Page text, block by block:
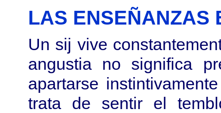
LAS ENSEÑANZAS
Un sij vive
angustia no significa
apartarse
trata de sentir el